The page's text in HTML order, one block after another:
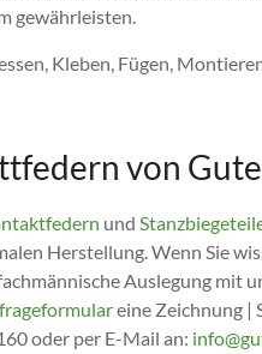
gewährleisten.
Kleben, Fügen,
von
und
Herstellung. Wenn Sie
Auslegung mit
eine Zeichnung |
oder per E-Mail an: